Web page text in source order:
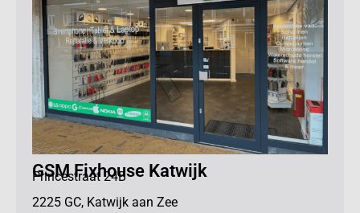
GSM Fixhouse Katwijk
Princestraat 24B
2225 GC, Katwijk aan Zee